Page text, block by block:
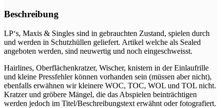
Beschreibung
LP‘s, Maxis & Singles sind in gebrauchten Zustand, spielen durch
und werden in Schutzhüllen geliefert. Artikel welche als Sealed
angeboten werden, sind neuwertig und noch eingeschweisst.
Hairlines, Oberflächenkratzer, Wischer, knistern in der Einlaufrille
und kleine Pressfehler können vorhanden sein (müssen aber nicht),
ebenfalls erwähnen wir kleinere WOC, TOC, WOL und TOL nicht.
Kratzer und gröbere Mängel, die das Abspielen beinträchtigen
werden jedoch im Titel/Beschreibungstext erwähnt oder fotografiert.